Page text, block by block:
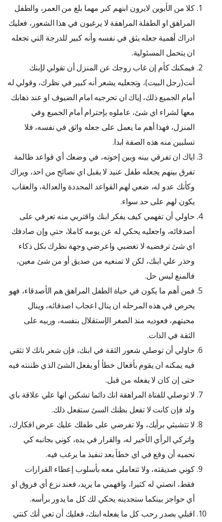
كلا من الأبوين لايرون ابنهم كبر مهما بلغ من العمر، والطفل
المراهق او الطفلة المراهقة لا يرغبون في هذا الشعور، فعليك
ادراك أهمية جعله يثق في نفسه وأنه كبير للدرجة التي تجعله
ان يتحمل المسئولية.
فيمكنك كأم إن غاب زوجك عن المنزل أن تقولي لإبنك
أنت(رجل البيت)، وتجعليه يشعر أنه كبير في نظرك، وقولي له
أمام الجميع ذلك، إياك ان تحرجيه امام الضيوف او عند ذهابك
معها لشراء اي شئ، عاملوه بإحترام أمام الجميع وفي
المنزل، فهذا أهم ما يعمل على جعله واثق في نفسه، فلا
تسلبين منه هذه الصفة ابدا.
اياك ان تفرقي بينه وبين إخوته، في وضعك أي قواعد ظالمة
تفرق بينهم يجعله طفل عنيد لا يقبل اي نصائح من احد، ويراك
وكأنك عدو له، ضعي لهم القواعد المحددة والعدالة، والعقاب
يكون لهم على حد سواء.
حاولي أن تفهمي كيف يفكر ابنك واقتربي منه تعرفي على
أصدقائه، واجعليه يحكي له عن يومه كاملا، حتي وإن صادفك
اي شئ ترفضيه لا تغضبي واعرضي وجهة نظرك بكل ذكاء
وحذر علي ابنك، لكن لا تمنعيه من صديق أو من شئ معين،
فالمنع ليس حل.
فمن أهم ما يكون في حياة الطفل المراهق هم الأصدقاء، فهو
يحرص في هذه المرحله ان ينال اعجاب اصدقائه، وينال
محبتهم، فعوديه منذ الصغر الإستقلال بنفسه، وربيه على
الثقة في الذات.
حاولي أن توصلي شعور الثقة في ابنك، فإن شعر بانك لا تثقي
فيه يمكنه ان يقوم بأفعال خطأ أو يفعل الشئ الذي ظننته فيه
حتى إن كان لا يفعله من قبل.
لا توصلي للفتاة المراهقة انك دائما تشكين انها علي علاقة باي
ولد فإن كانت لا تفعل بظنك السئ ستفعل ذلك.
لا تتشبثي برأيك، ولا تفرضي على طفلك عليك عرض افكارك،
واتركي الرأي الأخير له، والقرار في يده، كوني بجانبه كي
تحميه أن وقع في اي خطأ بعد تنفيذ ما يرغب فيه.
كوني صديقته، ولا تتعاملي معه بأسلوب إعطاء القرارات
فقط، انصتي له كثيرا، وافهمي ما يريد، فعند نزع أي فروق او
أي حواجز بينكما ستجدينه يحكي لك كل ما يدور برأسه.
اقبلي بصدر رحب كل ما يفعله ابنك، فعليك أن تعي أنك كنتي